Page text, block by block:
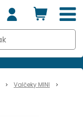
Valčeky MINI